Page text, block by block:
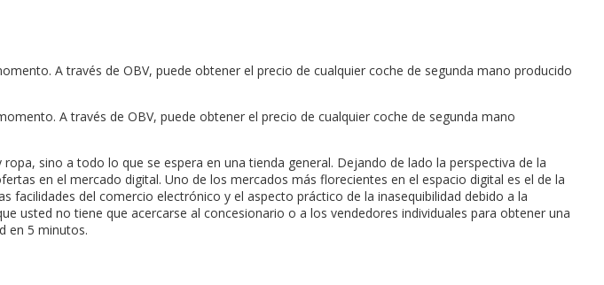
A través de OBV, puede obtener el precio de cualquier coche de segunda mano producido
A través de OBV, puede obtener el precio de cualquier coche de segunda mano
sino a todo lo que se espera en una tienda general. Dejando de lado la perspectiva de la
en el mercado digital. Uno de los mercados más florecientes en el espacio digital es el de la
del comercio electrónico y el aspecto práctico de la inasequibilidad debido a la
usted no tiene que acercarse al concesionario o a los vendedores individuales para obtener una
en 5 minutos.